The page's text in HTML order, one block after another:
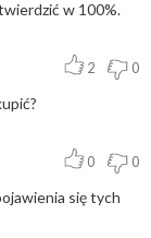
w 100%.
2 0
0 0
się tych